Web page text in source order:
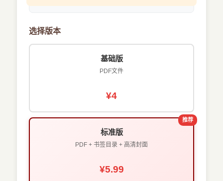
选择版本
基础版
PDF文件
¥4
推荐
标准版
PDF + 书签目录 + 高清封面
¥5.99